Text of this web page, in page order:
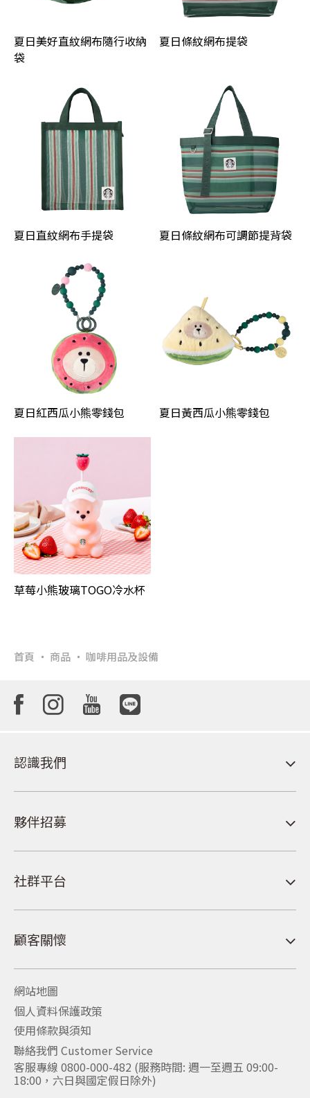
夏日美好直紋網布隨行收納
袋
夏日條紋網布提袋
夏日直紋網布手提袋 夏日條紋網布可調節提背袋
夏日紅西瓜小熊零錢包 夏日黃西瓜小熊零錢包
草莓小熊玻璃TOGO冷水杯
首頁 商品 咖啡用品及設備
認識我們
夥伴招募
社群平台
顧客關懷
網站地圖
個人資料保護政策
使用條款與須知
聯絡我們 Customer Service
客服專線 0800-000-482 (服務時間: 週一至週五 09:00-
18:00，六日與國定假日除外)